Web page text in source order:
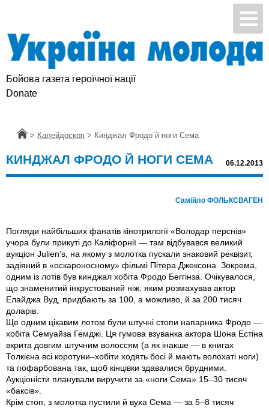
Бойова газета героїчної нації
Donate
Головна
> Калейдоскоп > Кинджал Фродо й ноги Сема
КИНДЖАЛ ФРОДО Й НОГИ СЕМА 06.12.2013
Самійло ФОЛЬКСВАГЕН
Погляди найбільших фанатів кінотрилогії «Володар перснів»
учора були прикуті до Каліфорнії — там відбувався великий
аукціон Julien’s, на якому з молотка пускали знаковий реквізит,
задіяний в «оскароносному» фільмі Пітера Джексона. Зокрема,
одним із лотів був кинджал хобіта Фродо Беггінза. Очікувалося,
що знаменитий інкрустований ніж, яким розмахував актор
Елайджа Вуд, придбають за 100, а можливо, й за 200 тисяч
доларів.
Ще одним цікавим лотом були штучні стопи напарника Фродо —
хобіта Семуайза Гемджі. Ця гумова взуванка актора Шона Естіна
вкрита довгим штучним волоссям (а як інакше — в книгах
Толкієна всі коротуни–хобіти ходять босі й мають волохаті ноги)
та пофарбована так, щоб кінцівки здавалися брудними.
Аукціоністи планували виручити за «ноги Сема» 15–30 тисяч
«баксів».
Крім стоп, з молотка пустили й вуха Сема — за 5–8 тисяч